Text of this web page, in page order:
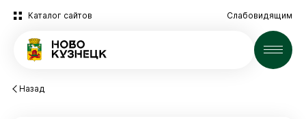
Каталог сайтов Слабовидящим
Новости
Назад